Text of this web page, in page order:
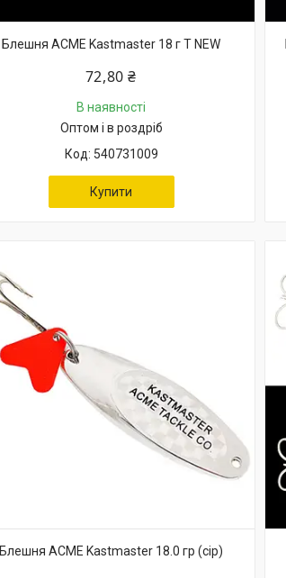
Блешня ACME Kastmaster 18 г T NEW
72,80 ₴
В наявності
Оптом і в роздріб
540731009
Купити
Блешня ACME Kastmaster 18.0 гр (сір)